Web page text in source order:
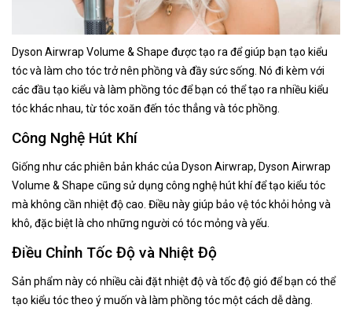
Dyson Airwrap Volume & Shape được tạo ra để giúp bạn tạo kiểu
tóc và làm cho tóc trở nên phồng và đầy sức sống. Nó đi kèm với
các đầu tạo kiểu và làm phồng tóc để bạn có thể tạo ra nhiều kiểu
tóc khác nhau, từ tóc xoăn đến tóc thẳng và tóc phồng.
Công Nghệ Hút Khí
Giống như các phiên bản khác của Dyson Airwrap, Dyson Airwrap
Volume & Shape cũng sử dụng công nghệ hút khí để tạo kiểu tóc
mà không cần nhiệt độ cao. Điều này giúp bảo vệ tóc khỏi hỏng và
khô, đặc biệt là cho những người có tóc mỏng và yếu.
Điều Chỉnh Tốc Độ và Nhiệt Độ
Sản phẩm này có nhiều cài đặt nhiệt độ và tốc độ gió để bạn có thể
tạo kiểu tóc theo ý muốn và làm phồng tóc một cách dễ dàng.